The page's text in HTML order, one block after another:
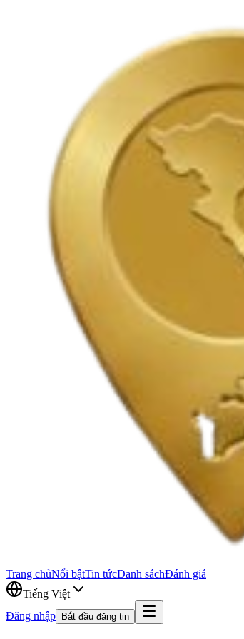
Trang chủNổi bậtTin tứcDanh sáchĐánh giá
Tiếng Việt
Đăng nhập
Bắt đầu đăng tin